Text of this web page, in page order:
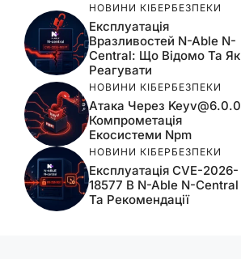
НОВИНИ КІБЕРБЕЗПЕКИ
Експлуатація
Вразливостей N-Able N-
Central: Що Відомо Та Як
Реагувати
НОВИНИ КІБЕРБЕЗПЕКИ
Атака Через Keyv@6.0.0
Компрометація
Екосистеми Npm
НОВИНИ КІБЕРБЕЗПЕКИ
Експлуатація CVE-2026-
18577 В N-Able N-Central
Та Рекомендації